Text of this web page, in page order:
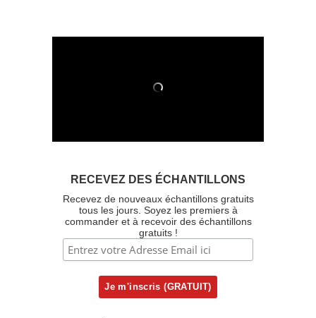
RECEVEZ DES ÉCHANTILLONS
Recevez de nouveaux échantillons gratuits
tous les jours. Soyez les premiers à
commander et à recevoir des échantillons
gratuits !